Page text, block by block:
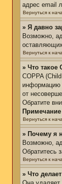
адрес email
Вернуться к
» Я давно
Возможно,
Вернуться к
» Что такое
COPPA
информацию
от
Обратите
Вернуться к
» Почему я
Возможно,
Обратитесь
Вернуться к
» Что